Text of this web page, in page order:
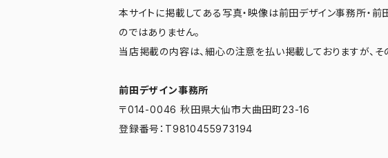
本サイトに掲載してある写真・映像は前田デザイン事務所・
のではありません。
当店掲載の内容は、細心の注意を払い掲載しておりますが、
前田デザイン事務所
〒014-0046 秋田県大仙市大曲田町23-16
登録番号：T9810455973194